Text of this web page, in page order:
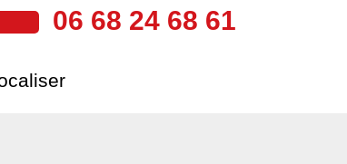
06 68 24 68 61